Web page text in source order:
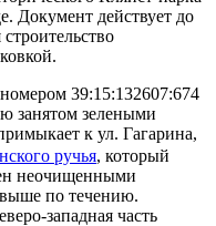
Документ действует до
39:15:132607:674
занятом зелеными
к ул. Гагарина,
ручья, который
неочищенными
по течению.
западная часть